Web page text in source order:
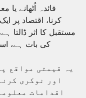
فائدہ اُٹھانے
مستقبل کا اثر ڈالتا
کی بات ہے،
یہ قیمتی مواقع
اور نوکری
اقدامات